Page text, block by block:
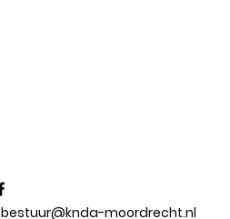
bestuur@knda-moordrecht.nl